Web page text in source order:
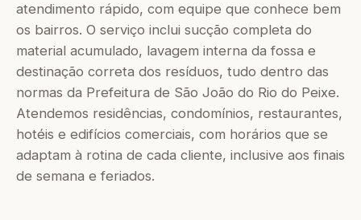
atendimento rápido, com equipe que conhece bem
os bairros. O serviço inclui sucção completa do
material acumulado, lavagem interna da fossa e
destinação correta dos resíduos, tudo dentro das
normas da Prefeitura de São João do Rio do Peixe.
Atendemos residências, condomínios, restaurantes,
hotéis e edifícios comerciais, com horários que se
adaptam à rotina de cada cliente, inclusive aos finais
de semana e feriados.